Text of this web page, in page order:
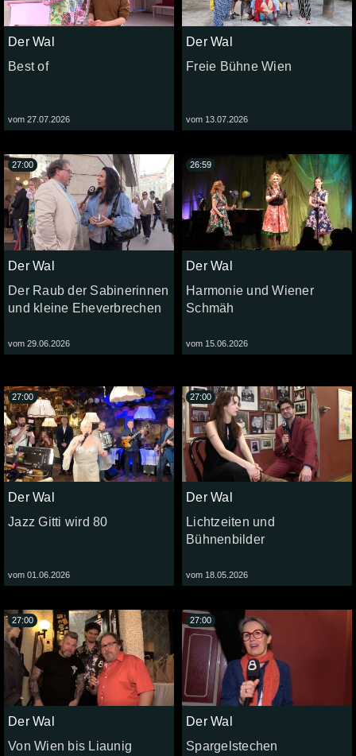
Der Wal
Best of
vom 27.07.2026
Der Wal
Freie Bühne Wien
vom 13.07.2026
Der Wal
Der Raub der Sabinerinnen
und kleine Eheverbrechen
vom 29.06.2026
27:00
Der Wal
Harmonie und Wiener
Schmäh
vom 15.06.2026
26:59
Der Wal
Jazz Gitti wird 80
vom 01.06.2026
27:00
Der Wal
Lichtzeiten und
Bühnenbilder
vom 18.05.2026
27:00
Der Wal
Von Wien bis Liaunig
27:00
Der Wal
Spargelstechen
27:00